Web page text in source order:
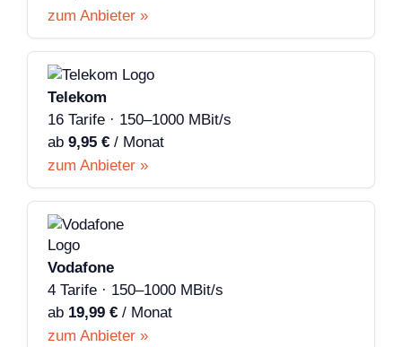
zum Anbieter »
Telekom
16 Tarife · 150–1000 MBit/s
ab 9,95 € / Monat
zum Anbieter »
Vodafone
4 Tarife · 150–1000 MBit/s
ab 19,99 € / Monat
zum Anbieter »